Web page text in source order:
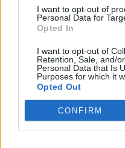
I want to opt-out of
Personal Data for
Opted In
I want to opt-out of
Retention, Sale, and/
Personal Data that Is
Purposes for which it
Opted Out
CONFIRM
Τρέχει η διαδικασία των
αιτήσεων στο πρόγραμμα
«Τουρισμός για Όλους»
Δείτε εδώ όλες τις κρίσιμες
ημερομηνίες για την
αιτήσεων